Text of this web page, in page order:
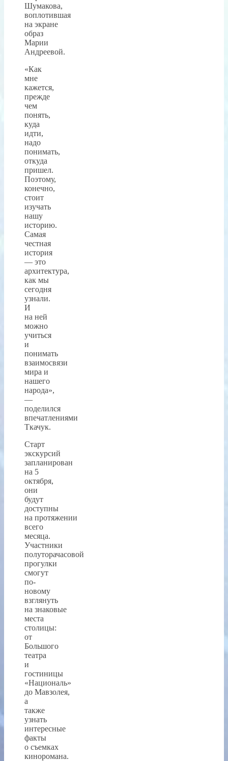
Шумакова,
воплотившая
на экране
образ
Марии
Андреевой.
«Как
мне
кажется,
прежде
чем
понять,
куда
идти,
надо
понимать,
откуда
пришел.
Поэтому,
конечно,
стоит
изучать
нашу
историю.
Самая
честная
история
— это
архитектура,
как мы
сегодня
узнали.
И
на ней
можно
учиться
и
понимать
взаимосвязи
мира и
нашего
народа»,
—
поделился
впечатлениями
Ткачук.
Старт
экскурсий
запланирован
на 5
октября,
они
будут
доступны
на протяжении
всего
месяца.
Участники
полуторачасовой
прогулки
смогут
по-
новому
взглянуть
на знаковые
места
столицы:
от
Большого
театра
и
гостиницы
«Националь»
до Мавзолея,
а
также
узнать
интересные
факты
о съемках
киноромана.